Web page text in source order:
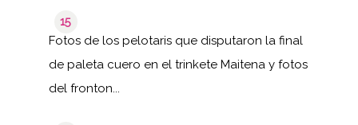
15
Fotos de los pelotaris que disputaron la final
de paleta cuero en el trinkete Maitena y fotos
del fronton...